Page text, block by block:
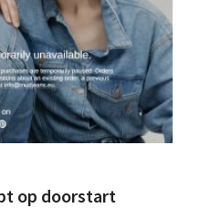
op doorstart